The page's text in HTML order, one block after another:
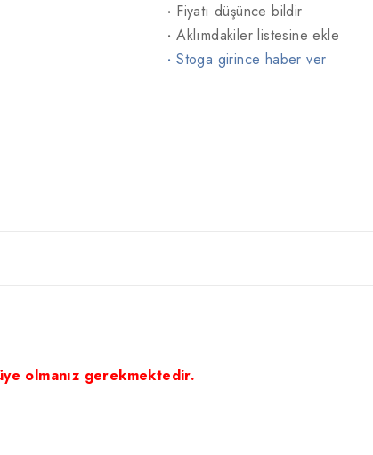
· Fiyatı düşünce bildir
·Aklımdakiler listesine ekle
·Stoga girince haber ver
olmanız gerekmektedir.